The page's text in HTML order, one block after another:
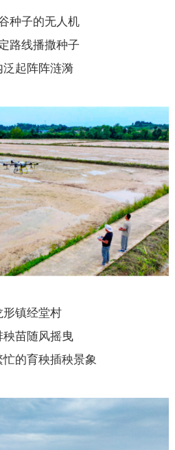
种子的无人机
路线播撒种子
泛起阵阵涟漪
形镇经堂村
秧苗随风摇曳
忙的育秧插秧景象